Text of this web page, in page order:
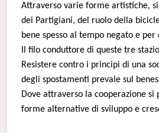
Attraverso varie forme artistiche,
dei Partigiani, del ruolo della
bene spesso al tempo negato e per
Il filo conduttore di queste tre
Resistere contro i principi di una
degli spostamenti prevale sul
Dove attraverso la cooperazione si
forme alternative di sviluppo e